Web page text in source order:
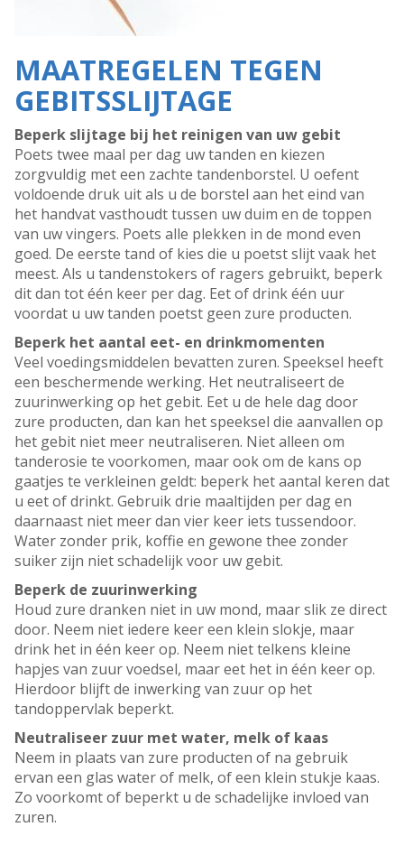
MAATREGELEN TEGEN
GEBITSSLIJTAGE
Beperk slijtage bij het reinigen van uw gebit
Poets twee maal per dag uw tanden en kiezen
zorgvuldig met een zachte tandenborstel. U oefent
voldoende druk uit als u de borstel aan het eind van
het handvat vasthoudt tussen uw duim en de toppen
van uw vingers. Poets alle plekken in de mond even
goed. De eerste tand of kies die u poetst slijt vaak het
meest. Als u tandenstokers of ragers gebruikt, beperk
dit dan tot één keer per dag. Eet of drink één uur
voordat u uw tanden poetst geen zure producten.
Beperk het aantal eet- en drinkmomenten
Veel voedingsmiddelen bevatten zuren. Speeksel heeft
een beschermende werking. Het neutraliseert de
zuurinwerking op het gebit. Eet u de hele dag door
zure producten, dan kan het speeksel die aanvallen op
het gebit niet meer neutraliseren. Niet alleen om
tanderosie te voorkomen, maar ook om de kans op
gaatjes te verkleinen geldt: beperk het aantal keren dat
u eet of drinkt. Gebruik drie maaltijden per dag en
daarnaast niet meer dan vier keer iets tussendoor.
Water zonder prik, koffie en gewone thee zonder
suiker zijn niet schadelijk voor uw gebit.
Beperk de zuurinwerking
Houd zure dranken niet in uw mond, maar slik ze direct
door. Neem niet iedere keer een klein slokje, maar
drink het in één keer op. Neem niet telkens kleine
hapjes van zuur voedsel, maar eet het in één keer op.
Hierdoor blijft de inwerking van zuur op het
tandoppervlak beperkt.
Neutraliseer zuur met water, melk of kaas
Neem in plaats van zure producten of na gebruik
ervan een glas water of melk, of een klein stukje kaas.
Zo voorkomt of beperkt u de schadelijke invloed van
zuren.